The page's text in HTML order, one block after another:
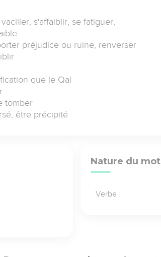
s'affaiblir, se fatiguer,
préjudice ou ruine, renverser
que le Qal
tomber
être précipité
Nature du mot
Verbe